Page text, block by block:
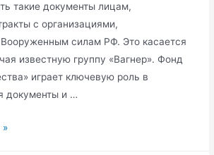
такие документы лицам,
с организациями,
силам РФ. Это касается
известную группу «Вагнер». Фонд
играет ключевую роль в
документы и …
»